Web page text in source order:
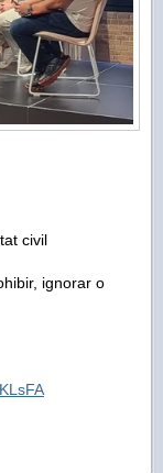
civil
ignorar o